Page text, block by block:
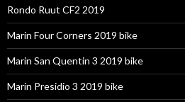
Rondo Ruut CF2 2019
Marin Four Corners 2019 bike
Marin San Quentin 3 2019 bike
Marin Presidio 3 2019 bike